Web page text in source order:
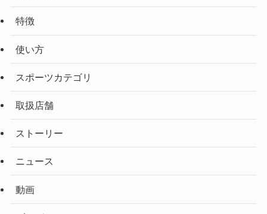
特徴
使い方
スポーツカテゴリ
取扱店舗
ストーリー
ニュース
動画